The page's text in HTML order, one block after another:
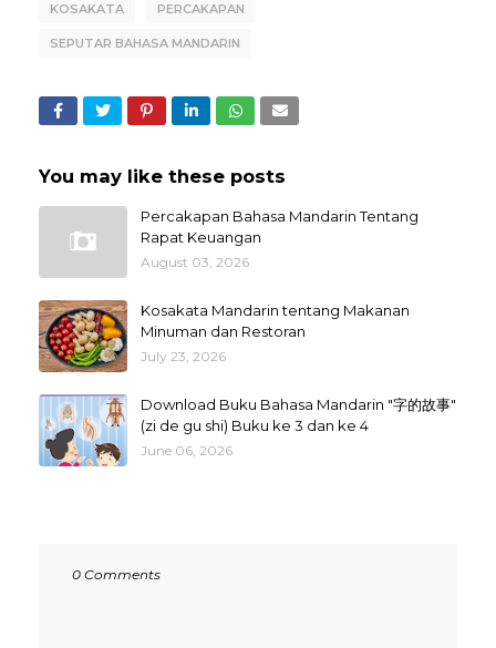
KOSAKATA PERCAKAPAN
SEPUTAR BAHASA MANDARIN
You may like these posts
Percakapan Bahasa Mandarin Tentang
Rapat Keuangan
August 03, 2026
Kosakata Mandarin tentang Makanan
Minuman dan Restoran
July 23, 2026
Download Buku Bahasa Mandarin "字的故事"
(zi de gu shi) Buku ke 3 dan ke 4
June 06, 2026
0 Comments